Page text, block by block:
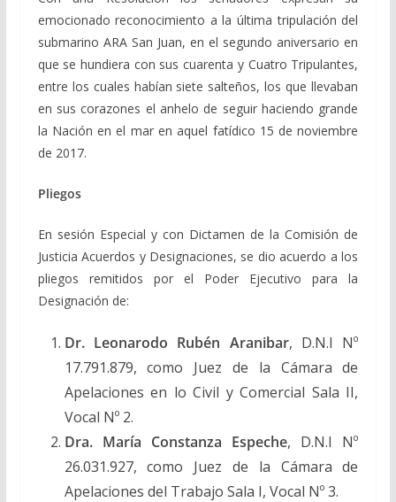
emocionado reconocimiento a la última tripulación del
submarino ARA San Juan, en el segundo aniversario en
que se hundiera con sus cuarenta y Cuatro Tripulantes,
entre los cuales habían siete salteños, los que llevaban
en sus corazones el anhelo de seguir haciendo grande
la Nación en el mar en aquel fatídico 15 de noviembre
de 2017.
Pliegos
En sesión Especial y con Dictamen de la Comisión de
Justicia Acuerdos y Designaciones, se dio acuerdo a los
pliegos remitidos por el Poder Ejecutivo para la
Designación de:
Dr. Leonarodo Rubén Aranibar, D.N.I Nº
17.791.879, como Juez de la Cámara de
Apelaciones en lo Civil y Comercial Sala II,
Vocal Nº 2.
Dra. María Constanza Espeche, D.N.I Nº
26.031.927, como Juez de la Cámara de
Apelaciones del Trabajo Sala I, Vocal Nº 3.